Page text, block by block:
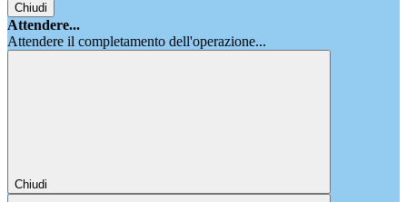
Chiudi
Attendere...
Attendere il completamento dell'operazione...
Chiudi